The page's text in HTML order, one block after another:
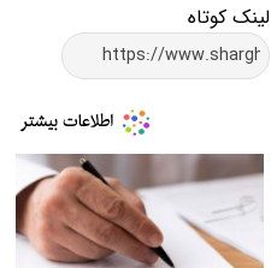
لینک کوتاه